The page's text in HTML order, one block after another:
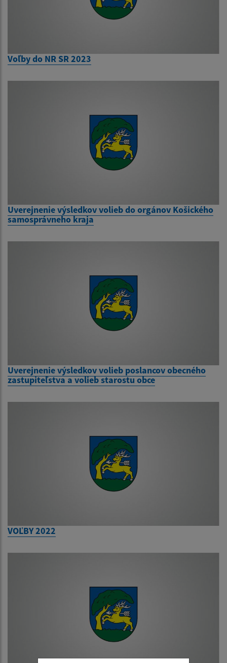
Voľby do NR SR 2023
Uverejnenie výsledkov volieb do orgánov Košického
samosprávneho kraja
Uverejnenie výsledkov volieb poslancov obecného
zastupiteľstva a volieb starostu obce
VOĽBY 2022